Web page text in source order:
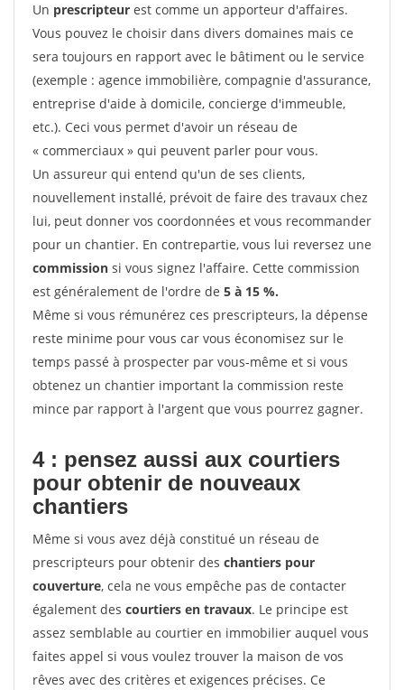
Un prescripteur est comme un apporteur d'affaires.
Vous pouvez le choisir dans divers domaines mais ce
sera toujours en rapport avec le bâtiment ou le service
(exemple : agence immobilière, compagnie d'assurance,
entreprise d'aide à domicile, concierge d'immeuble,
etc.). Ceci vous permet d'avoir un réseau de
« commerciaux » qui peuvent parler pour vous.
Un assureur qui entend qu'un de ses clients,
nouvellement installé, prévoit de faire des travaux chez
lui, peut donner vos coordonnées et vous recommander
pour un chantier. En contrepartie, vous lui reversez une
commission si vous signez l'affaire. Cette commission
est généralement de l'ordre de 5 à 15 %.
Même si vous rémunérez ces prescripteurs, la dépense
reste minime pour vous car vous économisez sur le
temps passé à prospecter par vous-même et si vous
obtenez un chantier important la commission reste
mince par rapport à l'argent que vous pourrez gagner.
4 : pensez aussi aux courtiers
pour obtenir de nouveaux
chantiers
Même si vous avez déjà constitué un réseau de
prescripteurs pour obtenir des chantiers pour
couverture, cela ne vous empêche pas de contacter
également des courtiers en travaux. Le principe est
assez semblable au courtier en immobilier auquel vous
faites appel si vous voulez trouver la maison de vos
rêves avec des critères et exigences précises. Ce